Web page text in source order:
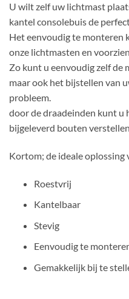
U wilt zelf uw lichtmast
kantel consolebuis de
Het eenvoudig te monteren
onze lichtmasten en
Zo kunt u eenvoudig zelf de
maar ook het bijstellen van
probleem.
door de draadeinden kunt u
bijgeleverd bouten
Kortom; de ideale
Roestvrij
Kantelbaar
Stevig
Eenvoudig te
Gemakkelijk bij te